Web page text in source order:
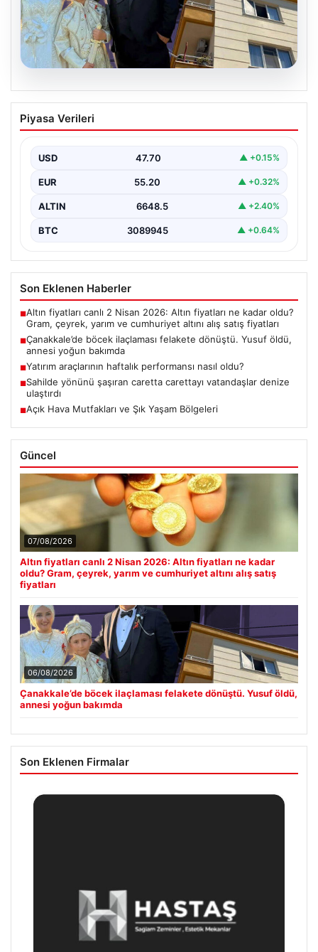
Çanakkale’de böcek ilaçlaması felakete
dönüştü. Yusuf öldü, annesi yoğun
Piyasa Verileri
USD 47.70 ▲ +0.15%
EUR 55.20 ▲ +0.32%
ALTIN 6648.5 ▲ +2.40%
BTC 3089945 ▲ +0.64%
Son Eklenen Haberler
■Altın fiyatları canlı 2 Nisan 2026: Altın fiyatları ne kadar oldu?
Gram, çeyrek, yarım ve cumhuriyet altını alış satış fiyatları
■Çanakkale’de böcek ilaçlaması felakete dönüştü. Yusuf öldü,
annesi yoğun bakımda
■Yatırım araçlarının haftalık performansı nasıl oldu?
■Sahilde yönünü şaşıran caretta carettayı vatandaşlar denize
ulaştırdı
■Açık Hava Mutfakları ve Şık Yaşam Bölgeleri
Güncel
07/08/2026
Altın fiyatları canlı 2 Nisan 2026: Altın fiyatları ne kadar
oldu? Gram, çeyrek, yarım ve cumhuriyet altını alış satış
fiyatları
06/08/2026
Çanakkale’de böcek ilaçlaması felakete dönüştü. Yusuf öldü,
annesi yoğun bakımda
Son Eklenen Firmalar